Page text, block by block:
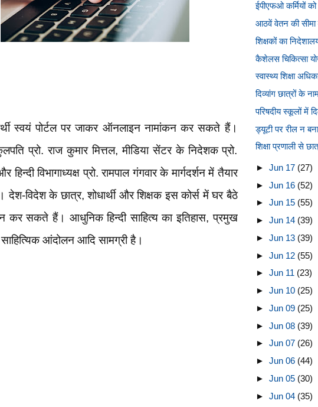
स्वयं पोर्टल पर जाकर ऑनलाइन नामांकन कर सकते हैं।
प्रो. राज कुमार मित्तल, मीडिया सेंटर के निदेशक प्रो.
हिन्दी विभागाध्यक्ष प्रो. रामपाल गंगवार के मार्गदर्शन में तैयार
देश-विदेश के छात्र, शोधार्थी और शिक्षक इस कोर्स में घर बैठे
कर सकते हैं। आधुनिक हिन्दी साहित्य का इतिहास, प्रमुख
साहित्यिक आंदोलन आदि सामग्री है।
ईपीएफओ कर्मियों को
आठवें वेतन की सीमा
शिक्षकों का
कैशेलस चिकित्सा
स्वास्थ्य शिक्षा
दिव्यांग छात्रों के
परिषदीय स्कूलों में
ड्यूटी पर रील न
शिक्षा प्रणाली से
► Jun 17 (27)
► Jun 16 (52)
► Jun 15 (55)
► Jun 14 (39)
► Jun 13 (39)
► Jun 12 (55)
► Jun 11 (23)
► Jun 10 (25)
► Jun 09 (25)
► Jun 08 (39)
► Jun 07 (26)
► Jun 06 (44)
► Jun 05 (30)
► Jun 04 (35)